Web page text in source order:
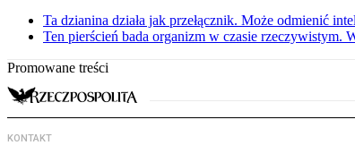
Ta dzianina działa jak przełącznik. Może odmienić
Ten pierścień bada organizm w czasie rzeczywistym.
Promowane treści
KONTAKT